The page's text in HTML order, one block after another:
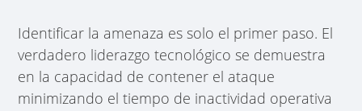
Identificar la amenaza es solo el primer paso. El
verdadero liderazgo tecnológico se demuestra
en la capacidad de contener el ataque
minimizando el tiempo de inactividad operativa